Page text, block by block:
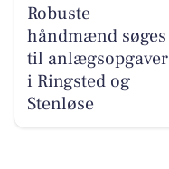
Robuste
håndmænd søges
til anlægsopgaver
i Ringsted og
Stenløse